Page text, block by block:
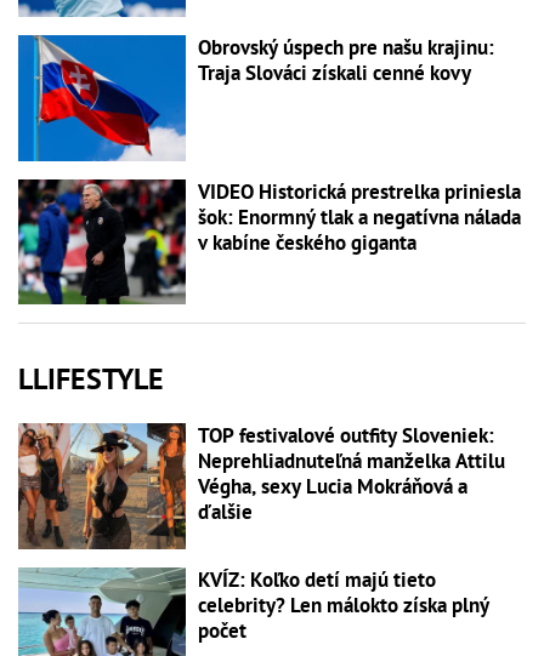
Obrovský úspech pre našu krajinu:
Traja Slováci získali cenné kovy
VIDEO Historická prestrelka priniesla
šok: Enormný tlak a negatívna nálada
v kabíne českého giganta
LLIFESTYLE
TOP festivalové outfity Sloveniek:
Neprehliadnuteľná manželka Attilu
Végha, sexy Lucia Mokráňová a
ďalšie
KVÍZ: Koľko detí majú tieto
celebrity? Len málokto získa plný
počet